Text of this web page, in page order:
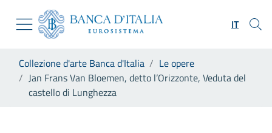
Skip to Main Content
Vai al sito istituzionale
Vai al menu di navigazione
Vai alla ricerca
Vai al footer
IT
Collezione d'arte Banca d'Italia
Le opere
Jan Frans Van Bloemen, detto l’Orizzonte, Veduta del
castello di Lunghezza